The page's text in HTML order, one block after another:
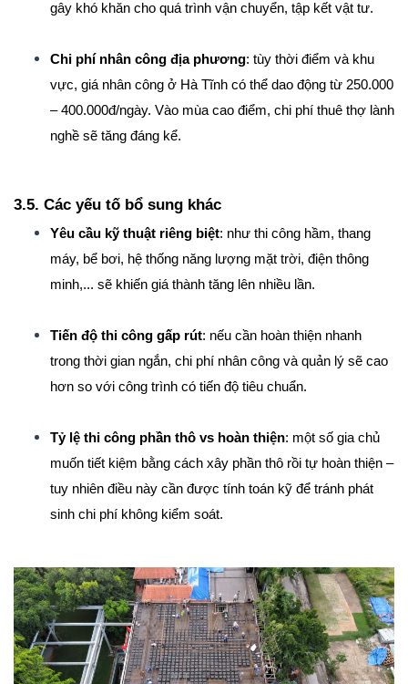
gây khó khăn cho quá trình vận chuyển, tập kết vật tư.
Chi phí nhân công địa phương: tùy thời điểm và khu
vực, giá nhân công ở Hà Tĩnh có thể dao động từ 250.000
– 400.000đ/ngày. Vào mùa cao điểm, chi phí thuê thợ lành
nghề sẽ tăng đáng kể.
3.5. Các yếu tố bổ sung khác
Yêu cầu kỹ thuật riêng biệt: như thi công hầm, thang
máy, bể bơi, hệ thống năng lượng mặt trời, điện thông
minh,... sẽ khiến giá thành tăng lên nhiều lần.
Tiến độ thi công gấp rút: nếu cần hoàn thiện nhanh
trong thời gian ngắn, chi phí nhân công và quản lý sẽ cao
hơn so với công trình có tiến độ tiêu chuẩn.
Tỷ lệ thi công phần thô vs hoàn thiện: một số gia chủ
muốn tiết kiệm bằng cách xây phần thô rồi tự hoàn thiện –
tuy nhiên điều này cần được tính toán kỹ để tránh phát
sinh chi phí không kiểm soát.